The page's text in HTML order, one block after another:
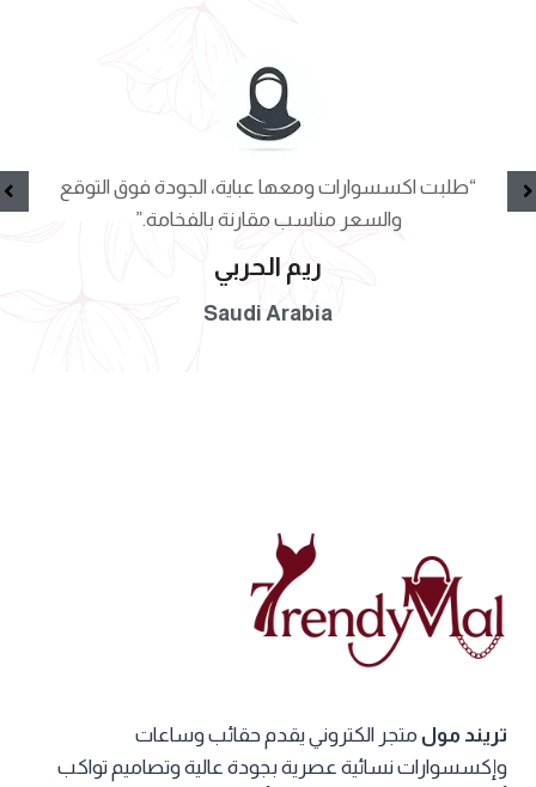
“طلبت اكسسوارات ومعها عباية، الجودة فوق التوقع
والسعر مناسب مقارنة بالفخامة.”
ريم الحربي
Saudi Arabia
تريند مول متجر الكتروني يقدم حقائب وساعات
وإكسسوارات نسائية عصرية بجودة عالية وتصاميم تواكب